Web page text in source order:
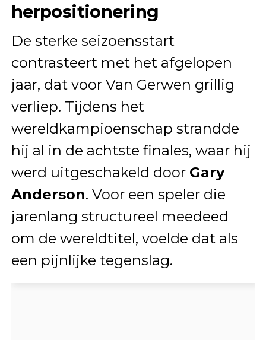
herpositionering
De sterke seizoensstart
contrasteert met het afgelopen
jaar, dat voor Van Gerwen grillig
verliep. Tijdens het
wereldkampioenschap strandde
hij al in de achtste finales, waar hij
werd uitgeschakeld door Gary
Anderson. Voor een speler die
jarenlang structureel meedeed
om de wereldtitel, voelde dat als
een pijnlijke tegenslag.